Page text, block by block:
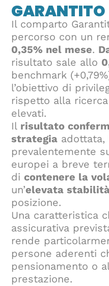
GARANTITO
Il comparto
percorso con un
0,35% nel mese.
risultato sale allo
benchmark
l’obiettivo di
rispetto alla
elevati.
Il risultato
strategia adottata,
prevalentemente
europei a breve
dicontenere la
un’elevata
posizione.
Una caratteristica
assicurativa
rende
persone aderenti
pensionamento o
prestazione.